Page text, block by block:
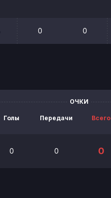
0 0
ОЧКИ
Голы Передачи Всего
0 0 0